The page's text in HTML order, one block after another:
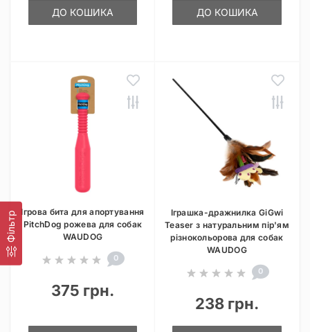
Фільтр
ДО КОШИКА ДО КОШИКА
Ігрова бита для апортування
PitchDog рожева для собак
WAUDOG
0
375 грн.
Іграшка-дражнилка GiGwi
Teaser з натуральним пір'ям
різнокольорова для собак
WAUDOG
0
238 грн.